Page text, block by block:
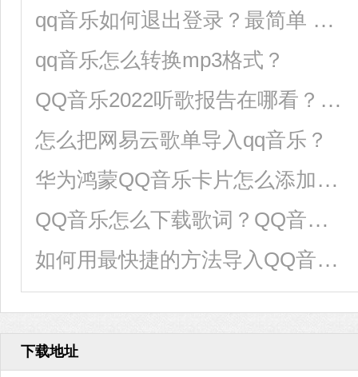
qq音乐如何退出登录？最简单 的方法教给你！
qq音乐怎么转换mp3格式？
QQ音乐2022听歌报告在哪看？QQ音乐2022听歌报告查看方法分享
怎么把网易云歌单导入qq音乐？
华为鸿蒙QQ音乐卡片怎么添加？HarmonyOS万能卡片添加QQ音乐教程
QQ音乐怎么下载歌词？QQ音乐下载歌词的方法
如何用最快捷的方法导入QQ音乐歌曲到U盘分享
下载地址